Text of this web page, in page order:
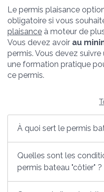
Le permis plaisance
obligatoire si vous
plaisance à moteur de
Vous devez avoir au
permis. Vous devez
une formation pratique
ce permis.
À quoi sert le permis
Quelles sont les
permis bateau "côtier" ?